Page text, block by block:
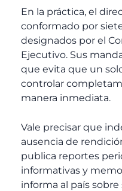
En la práctica, el
conformado por
designados por el
Ejecutivo. Sus
que evita que un
controlar
manera inmediata.
Vale precisar que
ausencia de
publica reportes
informativas y
informa al país